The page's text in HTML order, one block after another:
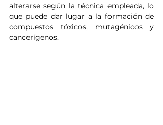
alterarse según la técnica empleada, lo
que puede dar lugar a la formación de
compuestos tóxicos, mutagénicos y
cancerígenos.